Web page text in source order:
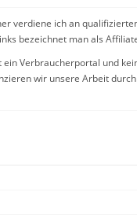
verdiene ich an
bezeichnet man als
ein Verbraucherportal und
wir unsere Arbeit